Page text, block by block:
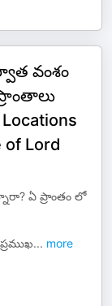
వంశం
of Lord
ఏ ప్రాంతం లో
... more